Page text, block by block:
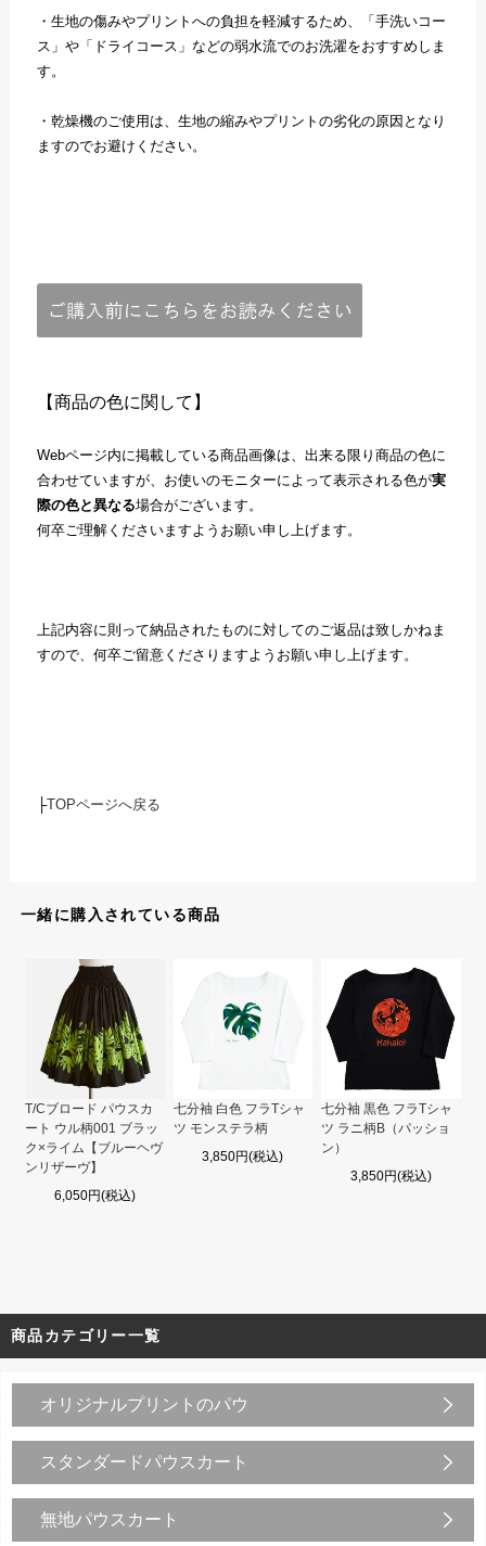
・生地の傷みやプリントへの負担を軽減するため、「手洗いコー
ス」や「ドライコース」などの弱水流でのお洗濯をおすすめしま
す。
・乾燥機のご使用は、生地の縮みやプリントの劣化の原因となり
ますのでお避けください。
【商品の色に関して】
Webページ内に掲載している商品画像は、出来る限り商品の色に
合わせていますが、お使いのモニターによって表示される色が実
際の色と異なる場合がございます。
何卒ご理解くださいますようお願い申し上げます。
上記内容に則って納品されたものに対してのご返品は致しかねま
すので、何卒ご留意くださりますようお願い申し上げます。
├TOPページへ戻る
一緒に購入されている商品
T/Cブロード パウスカ
ート ウル柄001 ブラッ
ク×ライム【ブルーヘヴ
ンリザーヴ】
6,050円(税込)
七分袖 白色 フラTシャ
ツ モンステラ柄
3,850円(税込)
七分袖 黒色 フラTシャ
ツ ラニ柄B（パッショ
ン）
3,850円(税込)
商品カテゴリー一覧
オリジナルプリントのパウ
スタンダードパウスカート
無地パウスカート